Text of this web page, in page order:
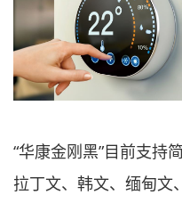
“华康金刚黑”目前支持
拉丁文、韩文、缅甸文